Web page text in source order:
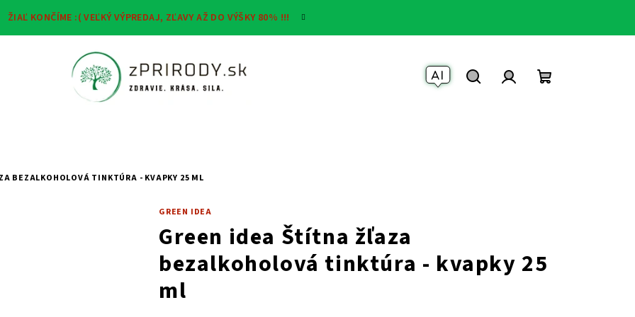
ŽIAĽ KONČÍME :( VEĽKÝ VÝPREDAJ, ZĽAVY AŽ DO VÝŠKY 80% !!!
BEZALKOHOLOVÁ TINKTÚRA - KVAPKY 25 ML
GREEN IDEA
Green idea Štítna žľaza
bezalkoholová tinktúra - kvapky 25
ml